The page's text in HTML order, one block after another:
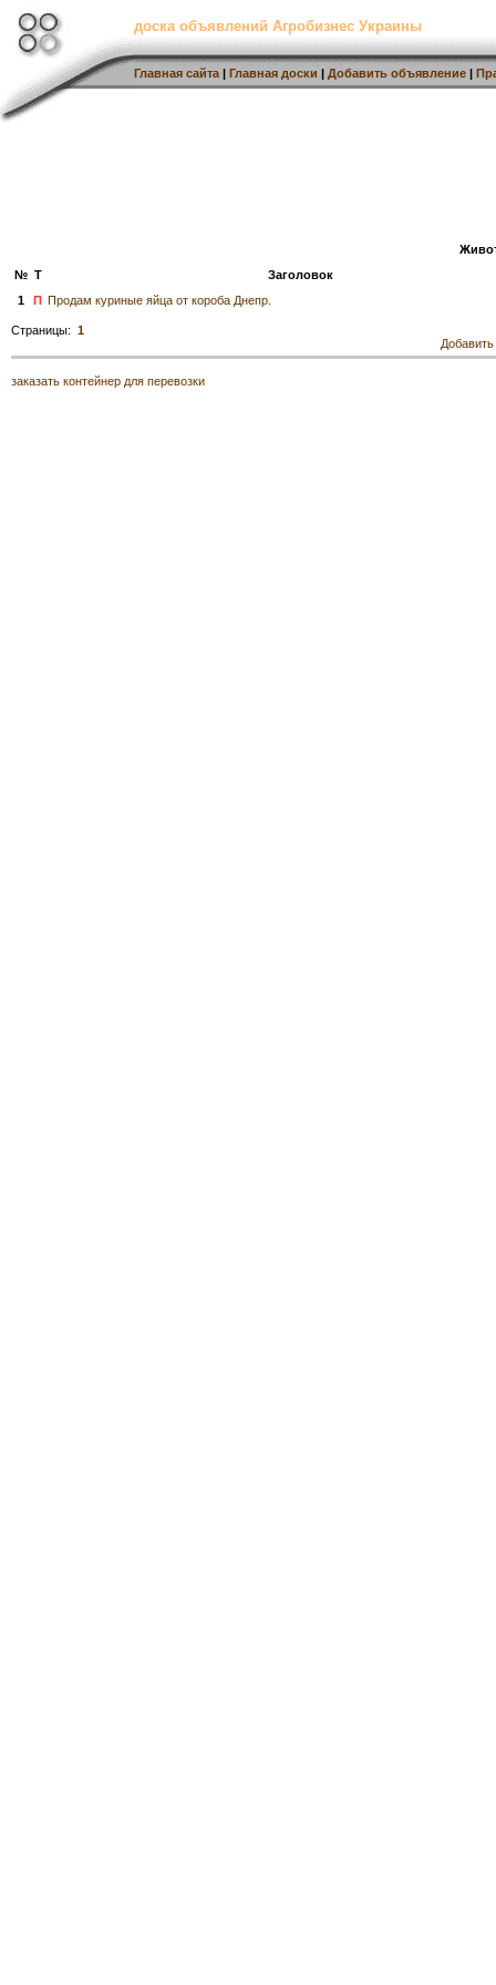
доска объявлений Агробизнес Украины
Главная сайта | Главная доски | Добавить объявление |
№ Т
Заголовок
1
П Продам куриные яйца от короба Днепр.
Страницы: 1
заказать контейнер для перевозки